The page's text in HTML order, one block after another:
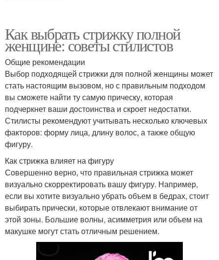
Как выбрать стрижку полной
женщине: советы стилистов
Общие рекомендации
Выбор подходящей стрижки для полной женщины может
стать настоящим вызовом, но с правильным подходом
вы сможете найти ту самую прическу, которая
подчеркнет ваши достоинства и скроет недостатки.
Стилисты рекомендуют учитывать несколько ключевых
факторов: форму лица, длину волос, а также общую
фигуру.
Как стрижка влияет на фигуру
Совершенно верно, что правильная стрижка может
визуально скорректировать вашу фигуру. Например,
если вы хотите визуально убрать объем в бедрах, стоит
выбирать прически, которые отвлекают внимание от
этой зоны. Большие волны, асимметрия или объем на
макушке могут стать отличным решением.